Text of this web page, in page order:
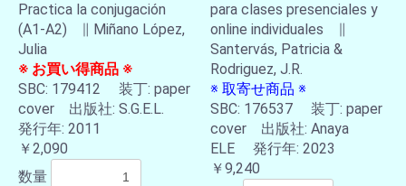
Practica la conjugación
(A1-A2) ∥ Miñano López,
Julia
※ お買い得商品 ※
SBC: 179412 装丁: paper
cover 出版社: S.G.E.L.
発行年: 2011
￥2,090
数量
para clases presenciales y
online individuales ∥
Santervás, Patricia &
Rodriguez, J.R.
※ 取寄せ商品 ※
SBC: 176537 装丁: paper
cover 出版社: Anaya
ELE 発行年: 2023
￥9,240
お買い物を続ける カートへ進む